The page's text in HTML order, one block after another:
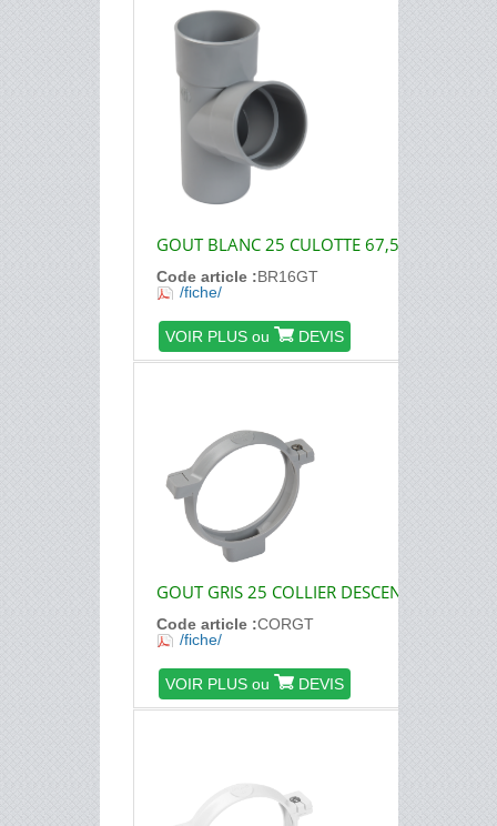
GOUT BLANC 25 CULOTTE 67,5ø
Code article :BR16GT
/fiche/
VOIR PLUS ou DEVIS
GOUT GRIS 25 COLLIER DESCENTE
Code article :CORGT
/fiche/
VOIR PLUS ou DEVIS